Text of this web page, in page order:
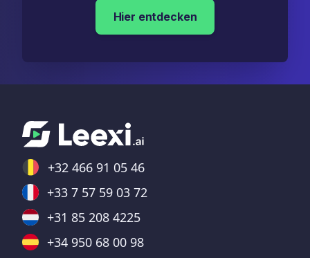
Hier entdecken
+32 466 91 05 46
+33 7 57 59 03 72
+31 85 208 4225
+34 950 68 00 98